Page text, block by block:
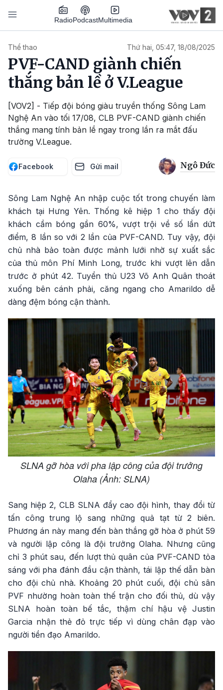
Nhảy đến nội dung
RadioPodcastMultimedia
Thể thao Thứ hai, 05:47, 18/08/2025
PVF-CAND giành chiến
thắng bản lề ở V.League
[VOV2] - Tiếp đội bóng giàu truyền thống Sông Lam
Nghệ An vào tối 17/08, CLB PVF-CAND giành chiến
thắng mang tính bản lề ngay trong lần ra mắt đấu
trường V.League.
Facebook Gửi mail Ngô Đức
Sông Lam Nghệ An nhập cuộc tốt trong chuyến làm
khách tại Hưng Yên. Thống kê hiệp 1 cho thấy đội
khách cầm bóng gần 60%, vượt trội về số lần dứt
điểm, 8 lần so với 2 lần của PVF-CAND. Tuy vậy, đội
chủ nhà bảo toàn được mảnh lưới nhờ sự xuất sắc
của thủ môn Phí Minh Long, trước khi vượt lên dẫn
trước ở phút 42. Tuyển thủ U23 Võ Anh Quân thoát
xuống bên cánh phải, căng ngang cho Amarildo dễ
dàng đệm bóng cận thành.
SLNA gỡ hòa với pha lập công của đội trưởng
Olaha (Ảnh: SLNA)
Sang hiệp 2, CLB SLNA đẩy cao đội hình, thay đổi từ
tấn công trung lộ sang những quả tạt từ 2 biên.
Phương án này mang đến bàn thắng gỡ hòa ở phút 59
và người lập công là đội trưởng Olaha. Nhưng cũng
chỉ 3 phút sau, đến lượt thủ quân của PVF-CAND tỏa
sáng với pha đánh đầu cận thành, tái lập thế dẫn bàn
cho đội chủ nhà. Khoảng 20 phút cuối, đội chủ sân
PVF nhường hoàn toàn thế trận cho đối thủ, dù vậy
SLNA hoàn toàn bế tắc, thậm chí hậu vệ Justin
Garcia nhận thẻ đỏ trực tiếp vì dùng chân đạp vào
người tiền đạo Amarildo.